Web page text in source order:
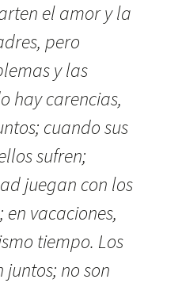
el amor y la
pero
y las
hay carencias,
cuando sus
sufren;
juegan con los
en vacaciones,
tiempo. Los
juntos; no son